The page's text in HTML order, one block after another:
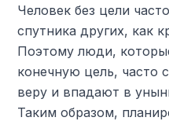
Человек без цели
спутника других, как
Поэтому люди,
конечную цель, часто
веру и впадают в
Таким образом,